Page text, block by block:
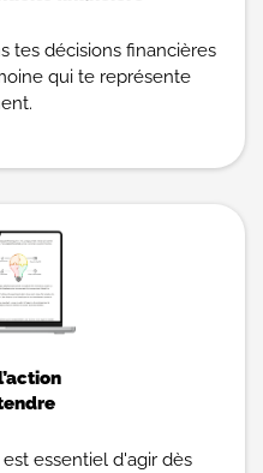
tes décisions financières
qui te représente
essentiel d'agir dès